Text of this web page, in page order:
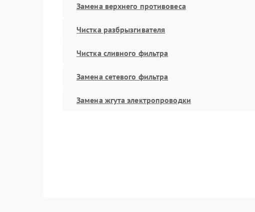
Замена верхнего противовеса
Чистка разбрызгивателя
Чистка сливного фильтра
Замена сетевого фильтра
Замена жгута электропроводки